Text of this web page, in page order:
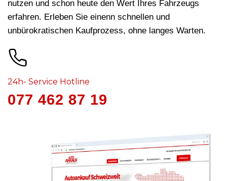
nutzen und schon heute den Wert Ihres Fahrzeugs
erfahren. Erleben Sie einenn schnellen und
unbürokratischen Kaufprozess, ohne langes Warten.
24h- Service Hotline
077 462 87 19